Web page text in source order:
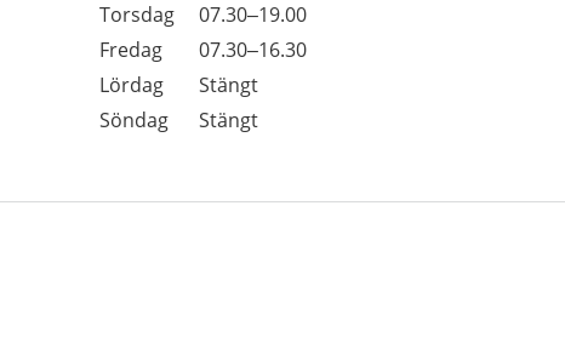
Torsdag
07.30–19.00
Fredag
07.30–16.30
Lördag
Stängt
Söndag
Stängt